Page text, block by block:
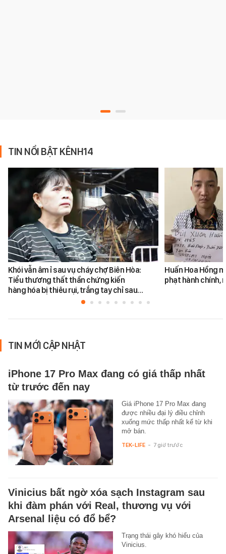
TIN NỔI BẬT KÊNH14
Khói vẫn âm ỉ sau vụ cháy chợ Biên Hòa:
Tiểu thương thất thần chứng kiến
hàng hóa bị thiêu rụi, trắng tay chỉ sau…
Huấn Hoa Hồng
phạt hành chính,
TIN MỚI CẬP NHẬT
iPhone 17 Pro Max đang có giá thấp nhất
từ trước đến nay
Giá iPhone 17 Pro Max đang
được nhiều đại lý điều chỉnh
xuống mức thấp nhất kể từ khi
mở bán.
TEK-LIFE - 7 giờ trước
Vinicius bất ngờ xóa sạch Instagram sau
khi đàm phán với Real, thương vụ với
Arsenal liệu có đổ bể?
Trạng thái gây khó hiểu của
Vinicius.